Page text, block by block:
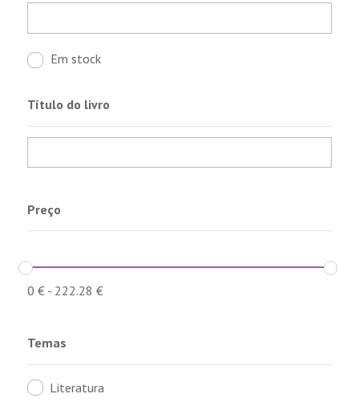
Em stock
Título do livro
Preço
0 €- 222.28 €
Temas
Literatura